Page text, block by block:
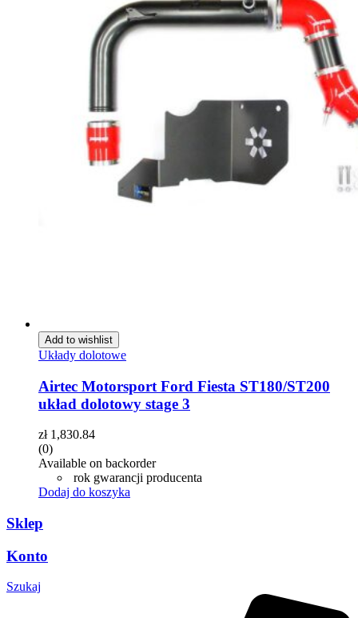
Add to wishlist
Układy dolotowe
Airtec Motorsport Ford Fiesta ST180/ST200
układ dolotowy stage 3
zł1,830.84
(0)
Available on backorder
rok gwarancji producenta
Dodaj do koszyka
Sklep
Konto
Szukaj